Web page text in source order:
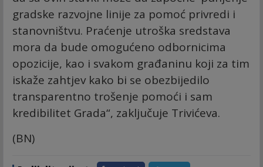
gradske razvojne linije za pomoć privredi i
stanovništvu. Praćenje utroška sredstava
mora da bude omogućeno odbornicima
opozicije, kao i svakom građaninu koji za tim
iskaže zahtjev kako bi se obezbijedilo
transparentno trošenje pomoći i sam
kredibilitet Grada“, zaključuje Trivićeva.
(BN)